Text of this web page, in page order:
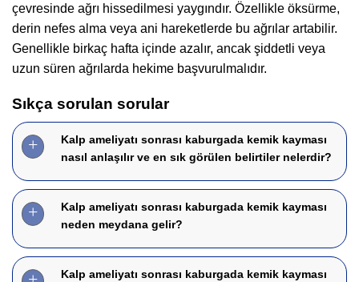
çevresinde ağrı hissedilmesi yaygındır. Özellikle öksürme,
derin nefes alma veya ani hareketlerde bu ağrılar artabilir.
Genellikle birkaç hafta içinde azalır, ancak şiddetli veya
uzun süren ağrılarda hekime başvurulmalıdır.
Sıkça sorulan sorular
Kalp ameliyatı sonrası kaburgada kemik kayması
nasıl anlaşılır ve en sık görülen belirtiler nelerdir?
Kalp ameliyatı sonrası kaburgada kemik kayması
neden meydana gelir?
Kalp ameliyatı sonrası kaburgada kemik kayması